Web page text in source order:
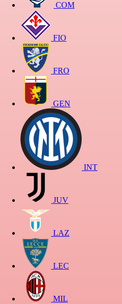
COM
FIO
FRO
GEN
INT
JUV
LAZ
LEC
MIL